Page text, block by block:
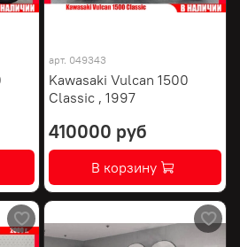
арт. 049343
Kawasaki Vulcan 1500
Classic , 1997
410000 руб
В корзину